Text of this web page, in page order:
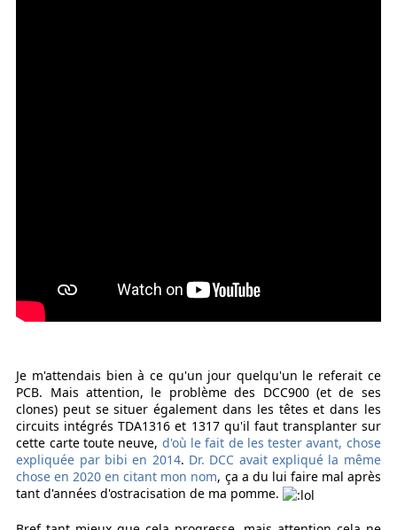
Je m'attendais bien à ce qu'un jour quelqu'un le referait ce
PCB. Mais attention, le problème des DCC900 (et de ses
clones) peut se situer également dans les têtes et dans les
circuits intégrés TDA1316 et 1317 qu'il faut transplanter sur
cette carte toute neuve, d'où le fait de les tester avant, chose
expliquée par bibi en 2014. Dr. DCC avait expliqué la même
chose en 2020 en citant mon nom, ça a du lui faire mal après
tant d'années d'ostracisation de ma pomme.